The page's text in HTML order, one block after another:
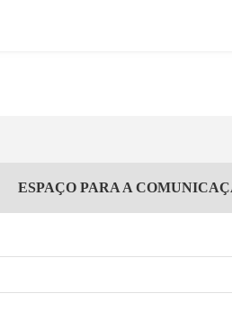
ESPAÇO PARA A